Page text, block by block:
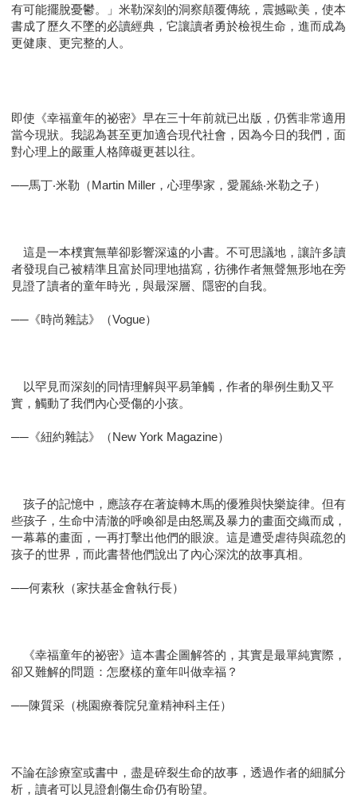
有可能擺脫憂鬱。」米勒深刻的洞察顛覆傳統，震撼歐美，使本
書成了歷久不墜的必讀經典，它讓讀者勇於檢視生命，進而成為
更健康、更完整的人。
即使《幸福童年的祕密》早在三十年前就已出版，仍舊非常適用
當今現狀。我認為甚至更加適合現代社會，因為今日的我們，面
對心理上的嚴重人格障礙更甚以往。
──馬丁‧米勒（Martin Miller，心理學家，愛麗絲‧米勒之子）
這是一本樸實無華卻影響深遠的小書。不可思議地，讓許多讀
者發現自己被精準且富於同理地描寫，彷彿作者無聲無形地在旁
見證了讀者的童年時光，與最深層、隱密的自我。
──《時尚雜誌》（Vogue）
以罕見而深刻的同情理解與平易筆觸，作者的舉例生動又平
實，觸動了我們內心受傷的小孩。
──《紐約雜誌》（New York Magazine）
孩子的記憶中，應該存在著旋轉木馬的優雅與快樂旋律。但有
些孩子，生命中清澈的呼喚卻是由怒罵及暴力的畫面交織而成，
一幕幕的畫面，一再打擊出他們的眼淚。這是遭受虐待與疏忽的
孩子的世界，而此書替他們說出了內心深沈的故事真相。
──何素秋（家扶基金會執行長）
《幸福童年的祕密》這本書企圖解答的，其實是最單純實際，
卻又難解的問題：怎麼樣的童年叫做幸福？
──陳質采（桃園療養院兒童精神科主任）
不論在診療室或書中，盡是碎裂生命的故事，透過作者的細膩分
析，讀者可以見證創傷生命仍有盼望。